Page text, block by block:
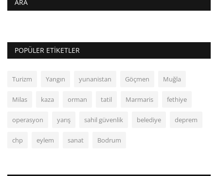
ARA
POPÜLER ETIKETLER
Turizm Yangın yunanistan Göçmen Muğla
Milas kaza orman tatil Marmaris fethiye
operasyon yarış sahil güvenlik belediye deprem
chp eylem sanat Bodrum